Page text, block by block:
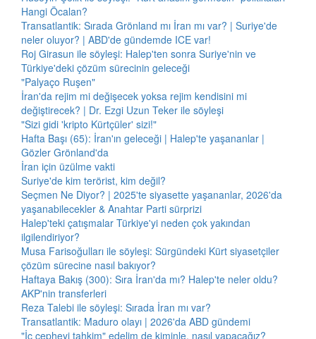
Hangi Öcalan?
Transatlantik: Sırada Grönland mı İran mı var? | Suriye'de
neler oluyor? | ABD'de gündemde ICE var!
Roj Girasun ile söyleşi: Halep'ten sonra Suriye'nin ve
Türkiye'deki çözüm sürecinin geleceği
"Palyaço Ruşen"
İran'da rejim mi değişecek yoksa rejim kendisini mi
değiştirecek? | Dr. Ezgi Uzun Teker ile söyleşi
"Sizi gidi 'kripto Kürtçüler' sizi!"
Hafta Başı (65): İran'ın geleceği | Halep'te yaşananlar |
Gözler Grönland'da
İran için üzülme vakti
Suriye'de kim terörist, kim değil?
Seçmen Ne Diyor? | 2025'te siyasette yaşananlar, 2026'da
yaşanabilecekler & Anahtar Parti sürprizi
Halep'teki çatışmalar Türkiye'yi neden çok yakından
ilgilendiriyor?
Musa Farisoğulları ile söyleşi: Sürgündeki Kürt siyasetçiler
çözüm sürecine nasıl bakıyor?
Haftaya Bakış (300): Sıra İran'da mı? Halep'te neler oldu?
AKP'nin transferleri
Reza Talebi ile söyleşi: Sırada İran mı var?
Transatlantik: Maduro olayı | 2026'da ABD gündemi
"İç cepheyi tahkim" edelim de kiminle, nasıl yapacağız?